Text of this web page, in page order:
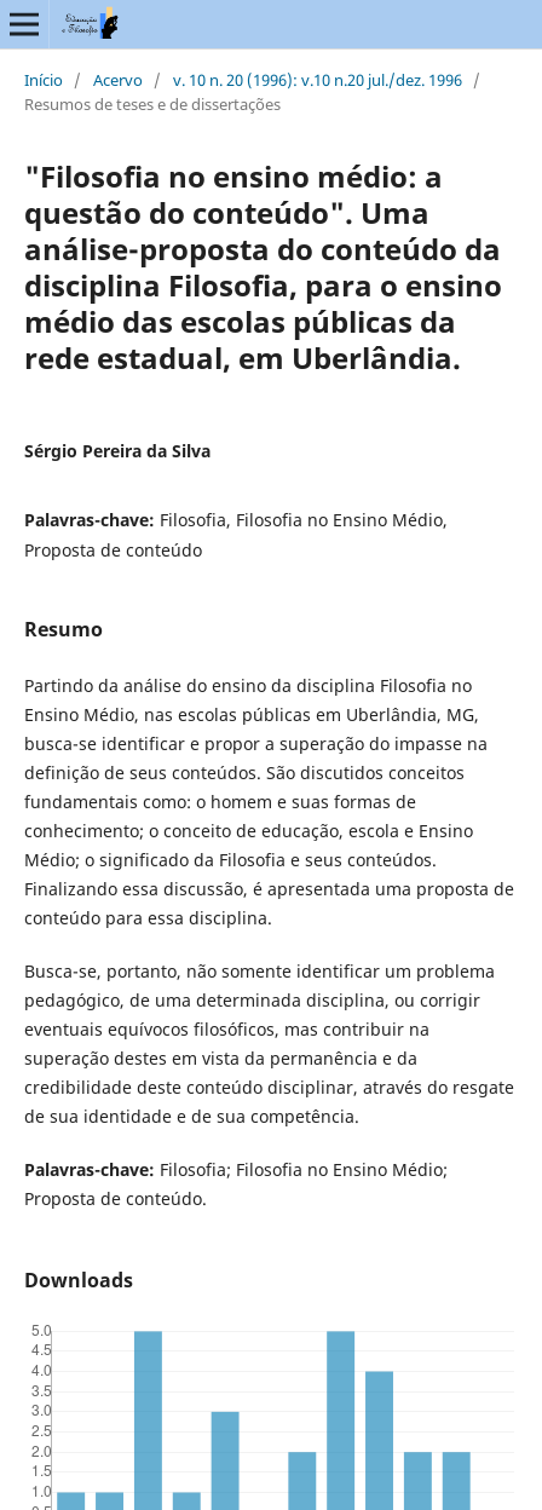
Início / Acervo / v. 10 n. 20 (1996): v.10 n.20 jul./dez. 1996 /
Resumos de teses e de dissertações
"Filosofia no ensino médio: a
questão do conteúdo". Uma
análise-proposta do conteúdo da
disciplina Filosofia, para o ensino
médio das escolas públicas da
rede estadual, em Uberlândia.
Sérgio Pereira da Silva
Palavras-chave: Filosofia, Filosofia no Ensino Médio,
Proposta de conteúdo
Resumo
Partindo da análise do ensino da disciplina Filosofia no
Ensino Médio, nas escolas públicas em Uberlândia, MG,
busca-se identificar e propor a superação do impasse na
definição de seus conteúdos. São discutidos conceitos
fundamentais como: o homem e suas formas de
conhecimento; o conceito de educação, escola e Ensino
Médio; o significado da Filosofia e seus conteúdos.
Finalizando essa discussão, é apresentada uma proposta de
conteúdo para essa disciplina.
Busca-se, portanto, não somente identificar um problema
pedagógico, de uma determinada disciplina, ou corrigir
eventuais equívocos filosóficos, mas contribuir na
superação destes em vista da permanência e da
credibilidade deste conteúdo disciplinar, através do resgate
de sua identidade e de sua competência.
Palavras-chave: Filosofia; Filosofia no Ensino Médio;
Proposta de conteúdo.
Downloads